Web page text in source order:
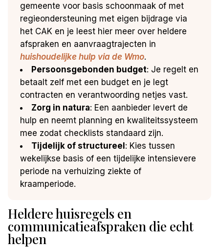
gemeente voor basis schoonmaak of met
regieondersteuning met eigen bijdrage via
het CAK en je leest hier meer over heldere
afspraken en aanvraagtrajecten in
huishoudelijke hulp via de Wmo.
Persoonsgebonden budget: Je regelt en
betaalt zelf met een budget en je legt
contracten en verantwoording netjes vast.
Zorg in natura: Een aanbieder levert de
hulp en neemt planning en kwaliteitssysteem
mee zodat checklists standaard zijn.
Tijdelijk of structureel: Kies tussen
wekelijkse basis of een tijdelijke intensievere
periode na verhuizing ziekte of
kraamperiode.
Heldere huisregels en
communicatieafspraken die echt
helpen